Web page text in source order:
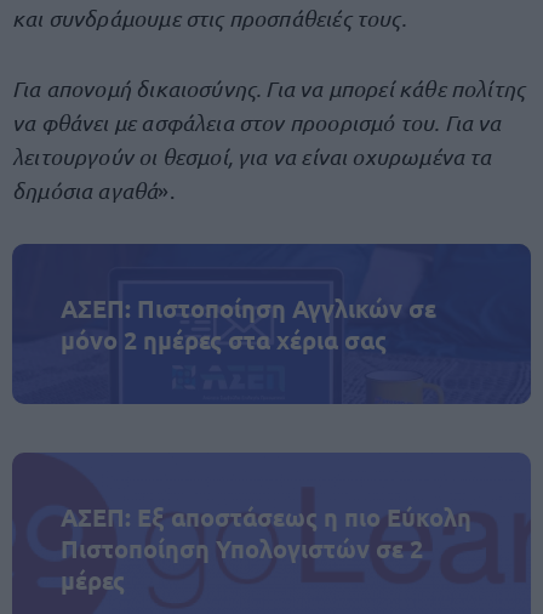
και συνδράμουμε στις προσπάθειές τους.
Για απονομή δικαιοσύνης. Για να μπορεί κάθε πολίτης
να φθάνει με ασφάλεια στον προορισμό του. Για να
λειτουργούν οι θεσμοί, για να είναι οχυρωμένα τα
δημόσια αγαθά».
ΑΣΕΠ: Πιστοποίηση Αγγλικών σε
μόνο 2 ημέρες στα χέρια σας
ΑΣΕΠ: Εξ αποστάσεως η πιο Εύκολη
Πιστοποίηση Υπολογιστών σε 2
μέρες